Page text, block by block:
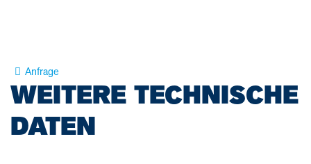
Anfrage
WEITERE TECHNISCHE
DATEN